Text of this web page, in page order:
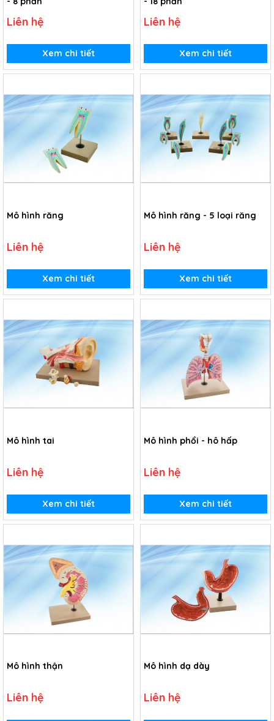
Liên hệ
Xem chi tiết
Liên hệ
Xem chi tiết
Mô hình răng
Liên hệ
Xem chi tiết
Mô hình răng - 5 loại răng
Liên hệ
Xem chi tiết
Mô hình tai
Liên hệ
Xem chi tiết
Mô hình phổi - hô hấp
Liên hệ
Xem chi tiết
Mô hình thận
Liên hệ
Mô hình dạ dày
Liên hệ